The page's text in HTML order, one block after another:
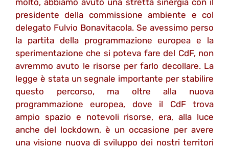
presidente della commissione ambiente e col
delegato Fulvio Bonavitacola. Se avessimo perso
la partita della programmazione europea e la
sperimentazione che si poteva fare del CdF, non
avremmo avuto le risorse per farlo decollare. La
legge è stata un segnale importante per stabilire
questo percorso, ma oltre alla nuova
programmazione europea, dove il CdF trova
ampio spazio e notevoli risorse, era, alla luce
anche del lockdown, è un occasione per avere
una visione nuova di sviluppo dei nostri territori